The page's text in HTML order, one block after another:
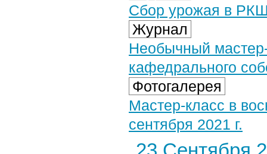
Сбор урожая в
Журнал
Необычный
кафедрального
Фотогалерея
Мастер-класс в
сентября 2021 г.